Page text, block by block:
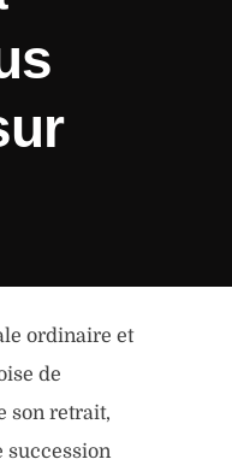
ordinaire et
de
son retrait,
succession